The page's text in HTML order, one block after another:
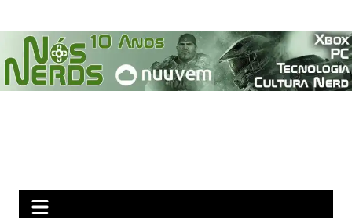
para
conteúdo